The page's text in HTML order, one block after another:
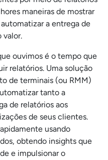
maneiras de mostrar
a entrega de
valor.
ouvimos é o tempo que
relatórios. Uma solução
de terminais (ou RMM)
tanto a
de relatórios aos
de seus clientes.
usando
obtendo insights que
e impulsionar o